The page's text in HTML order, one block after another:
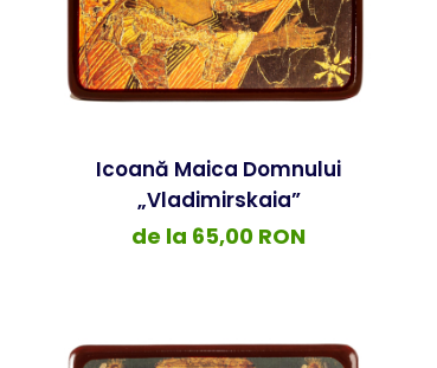
Icoană Maica Domnului
„Vladimirskaia”
de la 65,00 RON